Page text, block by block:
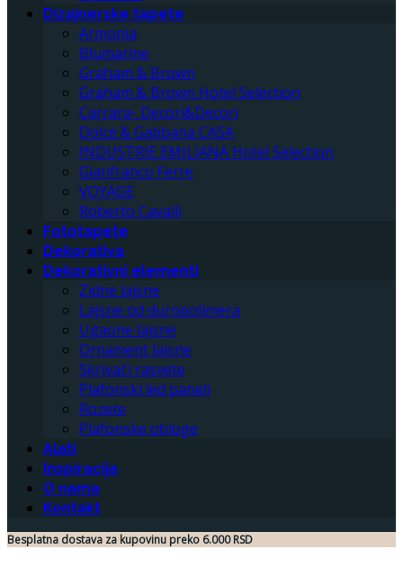
Dizajnerske tapete
Armonia
Blumarine
Graham & Brown
Graham & Brown Hotel Selection
Carrara- Decori&Decori
Dolce & Gabbana CASA
INDUSTRIE EMILIANA Hotel Selection
Gianfranco Ferre
VOYAGE
Roberto Cavalli
Fototapete
Dekorativa
Dekorativni elementi
Zidne lajsne
Lajsne od duropolimera
Ugaone lajsne
Ornament lajsne
Skrivači rasvete
Plafonski led paneli
Rozete
Plafonske obloge
Alati
Inspiracija
O nama
Kontakt
Besplatna dostava za kupovinu preko 6.000 RSD